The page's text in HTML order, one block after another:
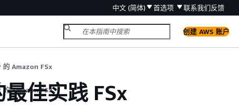
中文 (简体) 首选项 联系我们反馈
创建 AWS 账户
的 Amazon FSx
的 Amazon FSx
佳实践 FSx